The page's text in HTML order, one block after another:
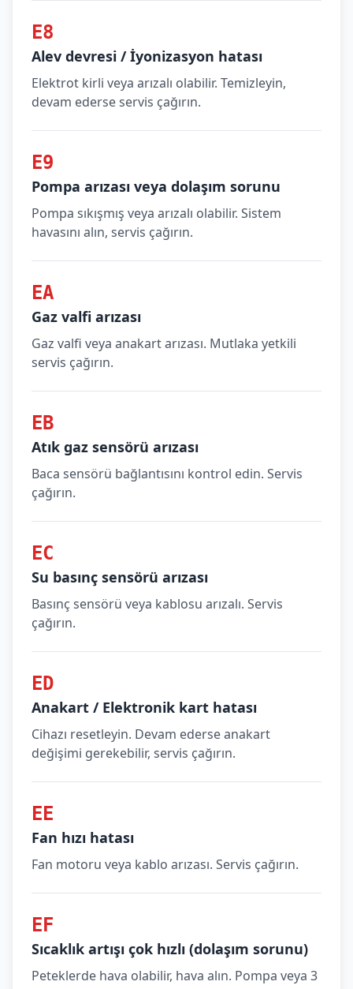
E8
Alev devresi / İyonizasyon hatası
Elektrot kirli veya arızalı olabilir. Temizleyin,
devam ederse servis çağırın.
E9
Pompa arızası veya dolaşım sorunu
Pompa sıkışmış veya arızalı olabilir. Sistem
havasını alın, servis çağırın.
EA
Gaz valfi arızası
Gaz valfi veya anakart arızası. Mutlaka yetkili
servis çağırın.
EB
Atık gaz sensörü arızası
Baca sensörü bağlantısını kontrol edin. Servis
çağırın.
EC
Su basınç sensörü arızası
Basınç sensörü veya kablosu arızalı. Servis
çağırın.
ED
Anakart / Elektronik kart hatası
Cihazı resetleyin. Devam ederse anakart
değişimi gerekebilir, servis çağırın.
EE
Fan hızı hatası
Fan motoru veya kablo arızası. Servis çağırın.
EF
Sıcaklık artışı çok hızlı (dolaşım sorunu)
Peteklerde hava olabilir, hava alın. Pompa veya 3